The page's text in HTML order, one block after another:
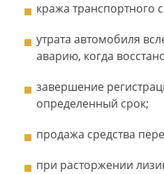
кража транспортного
утрата автомобиля
аварию, когда
завершение
определенный срок;
продажа средства
при расторжении